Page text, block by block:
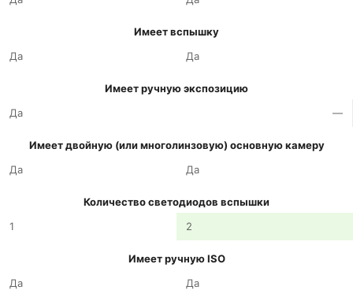
Имеет вспышку
Да
Да
Имеет ручную экспозицию
Да
—
Имеет двойную (или многолинзовую) основную камеру
Да
Да
Количество светодиодов вспышки
1
2
Имеет ручную ISO
Да
Да